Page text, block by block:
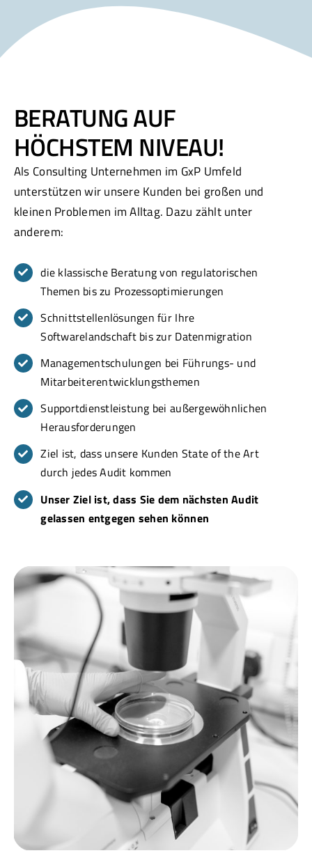
BERATUNG AUF
HÖCHSTEM NIVEAU!
Als Consulting Unternehmen im GxP Umfeld
unterstützen wir unsere Kunden bei großen und
kleinen Problemen im Alltag. Dazu zählt unter
anderem:
die klassische Beratung von regulatorischen
Themen bis zu Prozessoptimierungen
Schnittstellenlösungen für Ihre
Softwarelandschaft bis zur Datenmigration
Managementschulungen bei Führungs- und
Mitarbeiterentwicklungsthemen
Supportdienstleistung bei außergewöhnlichen
Herausforderungen
Ziel ist, dass unsere Kunden State of the Art
durch jedes Audit kommen
Unser Ziel ist, dass Sie dem nächsten Audit
gelassen entgegen sehen können